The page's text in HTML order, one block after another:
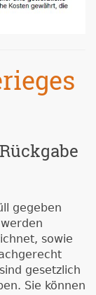
gegeben
sowie
gesetzlich
Sie können